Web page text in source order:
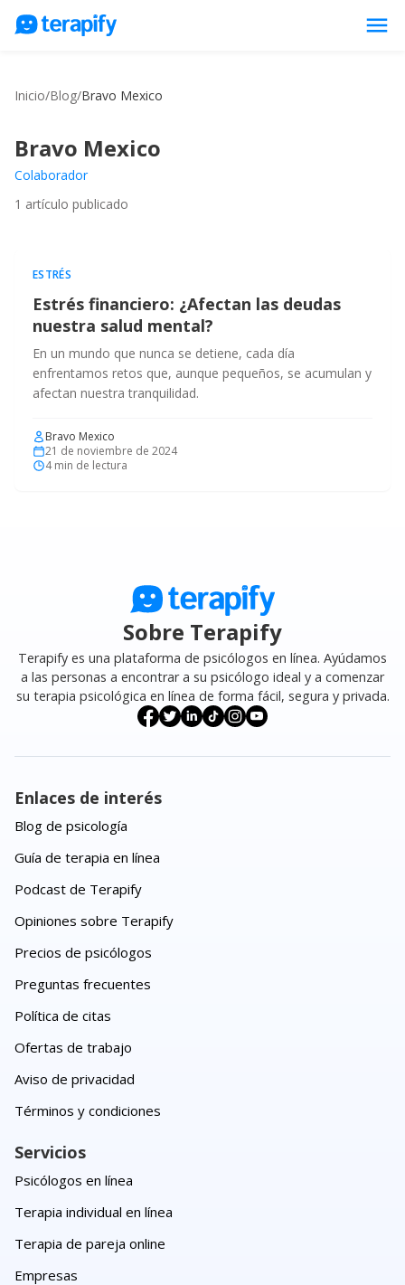
menu
Opiniones
Empresas
Preguntas frecuentes
Trabaja con nosotros
Inicio/Blog/Bravo Mexico
Bravo Mexico
Colaborador
1 artículo publicado
ESTRÉS
Estrés financiero: ¿Afectan las deudas
nuestra salud mental?
En un mundo que nunca se detiene, cada día
enfrentamos retos que, aunque pequeños, se acumulan y
afectan nuestra tranquilidad.
Bravo Mexico
21 de noviembre de 2024
4min de lectura
Sobre Terapify
Terapify es una plataforma de psicólogos en línea. Ayúdamos
a las personas a encontrar a su psicólogo ideal y a comenzar
su terapia psicológica en línea de forma fácil, segura y privada.
Enlaces de interés
Blog de psicología
Guía de terapia en línea
Podcast de Terapify
Opiniones sobre Terapify
Precios de psicólogos
Preguntas frecuentes
Política de citas
Ofertas de trabajo
Aviso de privacidad
Términos y condiciones
Servicios
Psicólogos en línea
Terapia individual en línea
Terapia de pareja online
Empresas